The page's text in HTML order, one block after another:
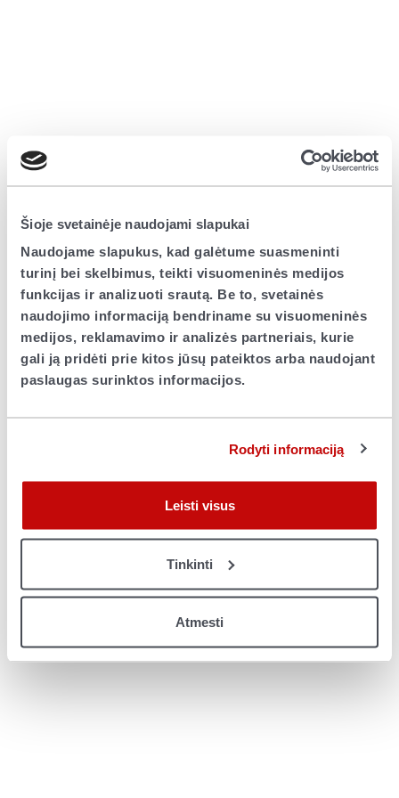
Šioje svetainėje naudojami slapukai
Naudojame slapukus, kad galėtume suasmeninti
turinį bei skelbimus, teikti visuomeninės medijos
funkcijas ir analizuoti srautą. Be to, svetainės
naudojimo informaciją bendriname su visuomeninės
medijos, reklamavimo ir analizės partneriais, kurie
gali ją pridėti prie kitos jūsų pateiktos arba naudojant
paslaugas surinktos informacijos.
Rodyti informaciją
Leisti visus
Tinkinti
Atmesti
Application error: a client-side exception has occurred (see the browser